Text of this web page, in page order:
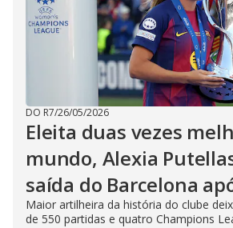
DO R7/26/05/2026
Eleita duas vezes
mundo, Alexia
saída do Barcelona
Maior artilheira da história do clube
de 550 partidas e quatro Champions